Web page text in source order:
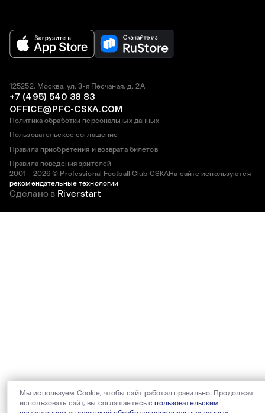
2001—2026 © Professional Football Club CSKAНа сайте используются
рекомендательные технологии
125252, Москва, ул. 3-я Песчаная, д. 2А
+7 (495) 540 38 83
OFFICE@PFC-CSKA.COM
Политика обработки персональных данных
Пользовательское соглашение
Правила приобретения и возврата билетов
Правила поведения зрителей
Сделано в Riverstart
Мы используем Cookie, чтобы сайт работал правильно. Продолжая
использовать сайт, вы соглашаетесь спользовательским